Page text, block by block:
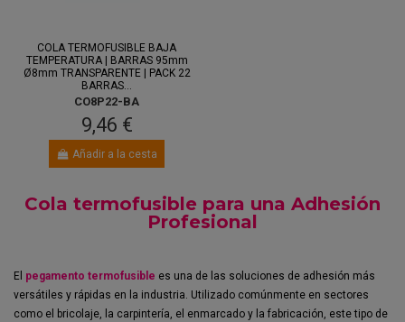
COLA TERMOFUSIBLE BAJA
TEMPERATURA | BARRAS 95mm
Ø8mm TRANSPARENTE | PACK 22
BARRAS...
CO8P22-BA
9,46 €
Añadir a la cesta
Cola termofusible para una Adhesión
Profesional
El pegamento termofusible es una de las soluciones de adhesión más
versátiles y rápidas en la industria. Utilizado comúnmente en sectores
como el bricolaje, la carpintería, el enmarcado y la fabricación, este tipo de